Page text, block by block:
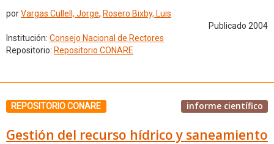
porVargas Cullell, Jorge, Rosero Bixby, Luis
Publicado 2004
Institución: Consejo Nacional de Rectores
Repositorio: Repositorio CONARE
REPOSITORIO CONARE informe científico
Gestión del recurso hídrico y saneamiento